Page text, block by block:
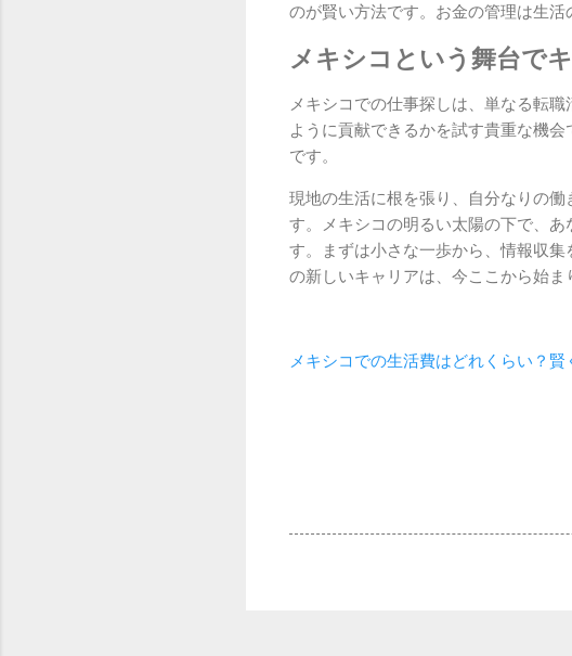
のが賢い方法です。お金の管理は生活
メキシコという舞台で
メキシコでの仕事探しは、単なる転
ように貢献できるかを試す貴重な機
です。
現地の生活に根を張り、自分なりの
す。メキシコの明るい太陽の下で、
す。まずは小さな一歩から、情報収
の新しいキャリアは、今ここから始ま
メキシコでの生活費はどれくらい？